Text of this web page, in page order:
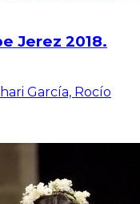
Jerez 2018.
García, Rocío